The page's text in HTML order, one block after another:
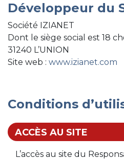
Développeur du
Société IZIANET
Dont le siège social est 18
31240 L’UNION
Site web : www.izianet.com
Conditions
ACCÈS AU SITE
L’accès au site du